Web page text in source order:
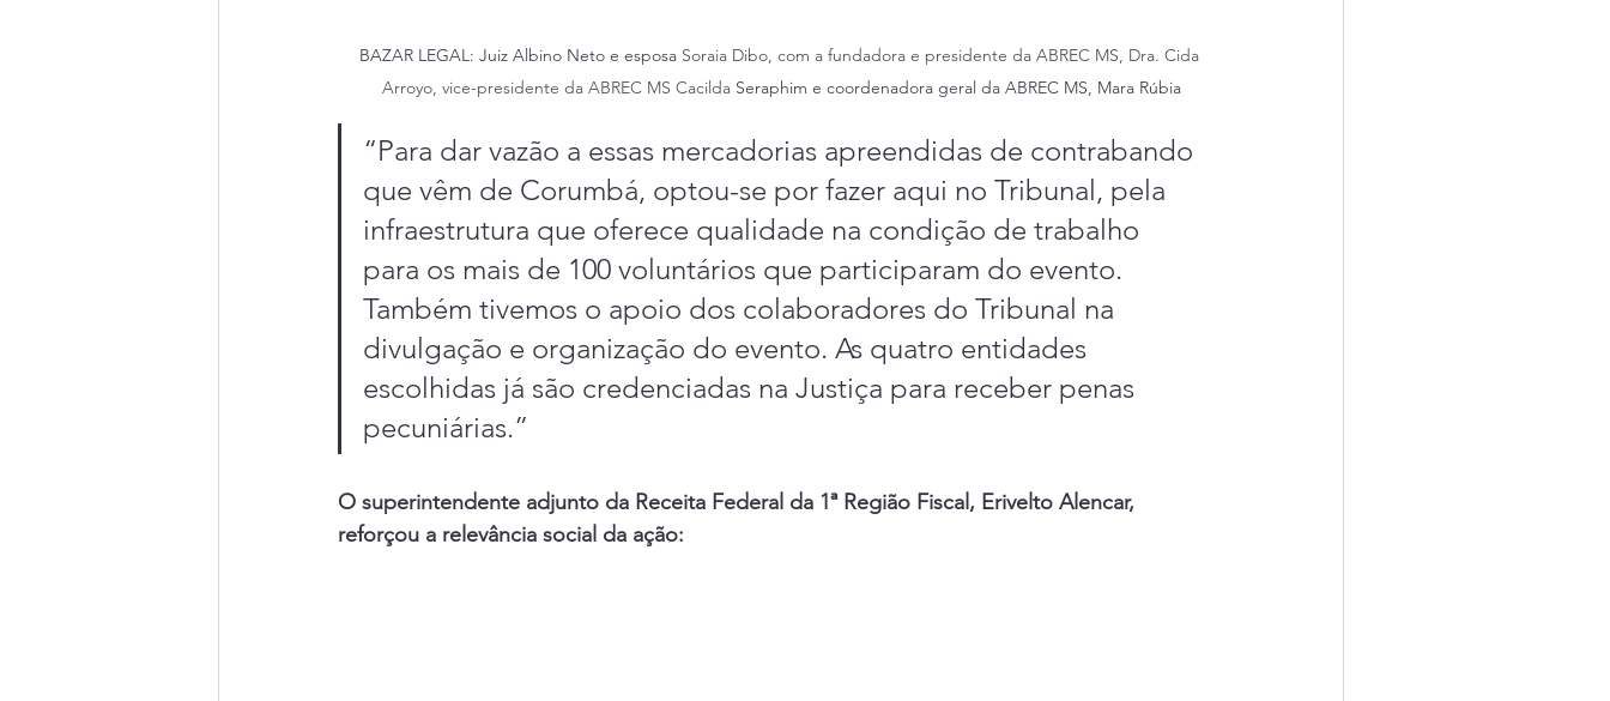
BAZAR LEGAL: Juiz Albino Neto e esposa Soraia Dibo, com a fundadora e presidente da ABREC MS, Dra. Cida
Arroyo, vice-presidente da ABREC MS Cacilda Seraphim e coordenadora geral da ABREC MS, Mara Rúbia
“Para dar vazão a essas mercadorias apreendidas de contrabando
que vêm de Corumbá, optou-se por fazer aqui no Tribunal, pela
infraestrutura que oferece qualidade na condição de trabalho
para os mais de 100 voluntários que participaram do evento.
Também tivemos o apoio dos colaboradores do Tribunal na
divulgação e organização do evento. As quatro entidades
escolhidas já são credenciadas na Justiça para receber penas
pecuniárias.”
O superintendente adjunto da Receita Federal da 1ª Região Fiscal, Erivelto Alencar,
reforçou a relevância social da ação: